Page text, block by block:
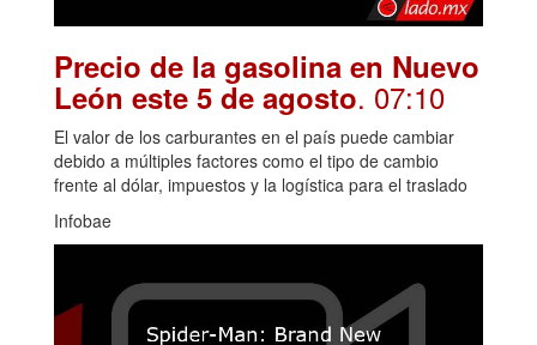
Precio de la gasolina en Nuevo
León este 5 de agosto. 07:10
El valor de los carburantes en el país puede cambiar
debido a múltiples factores como el tipo de cambio
frente al dólar, impuestos y la logística para el traslado
Infobae